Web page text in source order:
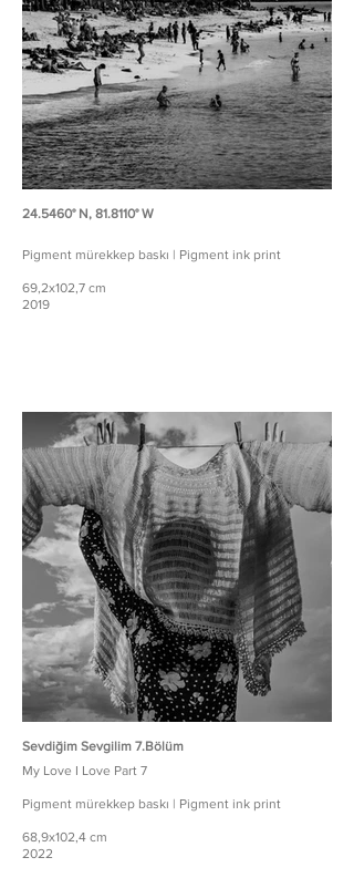
24.5460° N, 81.8110° W
Pigment mürekkep baskı | Pigment ink print
69,2x102,7 cm
2019
Sevdiğim Sevgilim 7.Bölüm
My Love I Love Part 7
Pigment mürekkep baskı | Pigment ink print
68,9x102,4 cm
2022